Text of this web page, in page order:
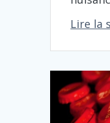
Lire la